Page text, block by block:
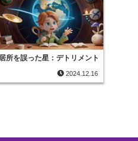
居所を誤った星：デトリメント
2024.12.16